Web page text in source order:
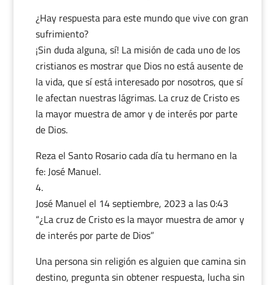
¿Hay respuesta para este mundo que vive con gran
sufrimiento?
¡Sin duda alguna, sí! La misión de cada uno de los
cristianos es mostrar que Dios no está ausente de
la vida, que sí está interesado por nosotros, que sí
le afectan nuestras lágrimas. La cruz de Cristo es
la mayor muestra de amor y de interés por parte
de Dios.
Reza el Santo Rosario cada día tu hermano en la
fe: José Manuel.
José Manuel el 14 septiembre, 2023 a las 0:43
“¿La cruz de Cristo es la mayor muestra de amor y
de interés por parte de Dios”
Una persona sin religión es alguien que camina sin
destino, pregunta sin obtener respuesta, lucha sin